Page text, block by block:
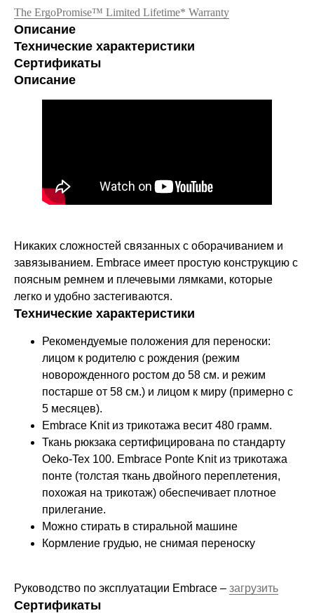
The ErgoPromise™ Limited Lifetime* Warranty
Описание
Технические характеристики
Сертификаты
Описание
Никаких сложностей связанных с оборачиванием и
завязыванием. Embrace имеет простую конструкцию с
поясным ремнем и плечевыми лямками, которые
легко и удобно застегиваются.
Технические характеристики
Рекомендуемые положения для переноски:
лицом к родителю с рождения (режим
новорожденного ростом до 58 см. и режим
постарше от 58 см.) и лицом к миру (примерно с
5 месяцев).
Embrace Knit из трикотажа весит 480 грамм.
Ткань рюкзака сертифицирована по стандарту
Oeko-Tex 100. Embrace Ponte Knit из трикотажа
понте (толстая ткань двойного переплетения,
похожая на трикотаж) обеспечивает плотное
прилегание.
Можно стирать в стиральной машине
Кормление грудью, не снимая переноску
Руководство по эксплуатации Embrace – загрузить
Сертификаты